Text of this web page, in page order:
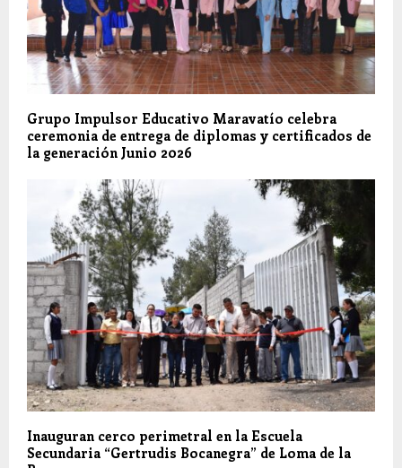
Grupo Impulsor Educativo Maravatío celebra
ceremonia de entrega de diplomas y certificados de
la generación Junio 2026
Inauguran cerco perimetral en la Escuela
Secundaria “Gertrudis Bocanegra” de Loma de la